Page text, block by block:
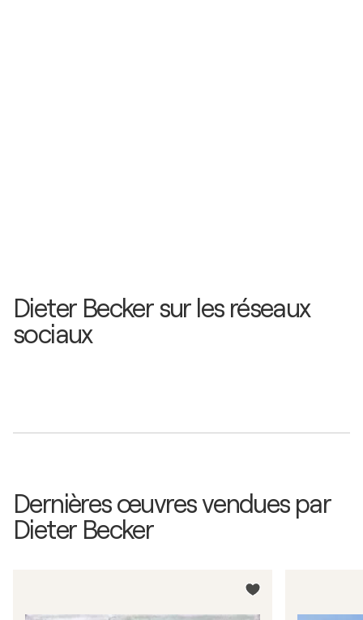
Dieter Becker sur les réseaux
sociaux
Dernières œuvres vendues par
Dieter Becker